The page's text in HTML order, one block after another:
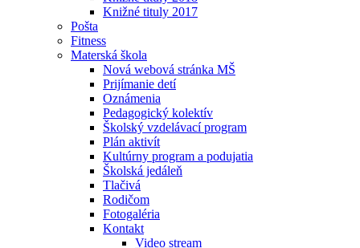
Knižné tituly 2017
Pošta
Fitness
Materská škola
Nová webová stránka MŠ
Prijímanie detí
Oznámenia
Pedagogický kolektív
Školský vzdelávací program
Plán aktivít
Kultúrny program a podujatia
Školská jedáleň
Tlačivá
Rodičom
Fotogaléria
Kontakt
Video stream